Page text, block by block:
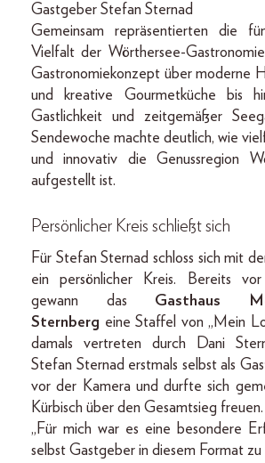
Gastgeber Stefan Sternad
Gemeinsam repräsentierten die
Vielfalt der Wörthersee-
Gastronomiekonzept über moderne
und kreative Gourmetküche bis
Gastlichkeit und zeitgemäßer
Sendewoche machte deutlich, wie
und innovativ die Genussregion
aufgestellt ist.
Persönlicher Kreis schließt sich
Für Stefan Sternad schloss sich mit
ein persönlicher Kreis. Bereits
gewann das Gasthaus
Sternberg eine Staffel von „Mein
damals vertreten durch Dani
Stefan Sternad erstmals selbst als
vor der Kamera und durfte sich
Kürbisch über den Gesamtsieg freuen.
„Für mich war es eine besondere
selbst Gastgeber in diesem Format